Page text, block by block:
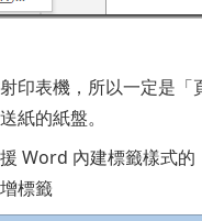
印表機，所以一定是
紙的紙盤。
Word 內建標籤樣式
標籤